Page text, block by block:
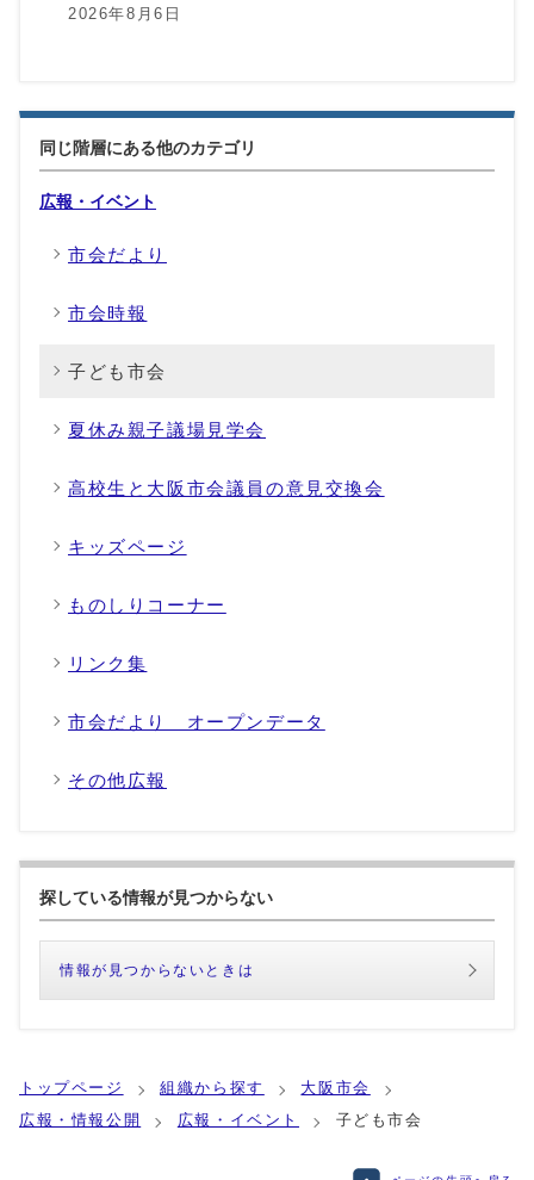
2026年8月6日
同じ階層にある他のカテゴリ
広報・イベント
市会だより
市会時報
子ども市会
夏休み親子議場見学会
高校生と大阪市会議員の意見交換会
キッズページ
ものしりコーナー
リンク集
市会だより オープンデータ
その他広報
探している情報が見つからない
情報が見つからないときは
トップページ 組織から探す
大阪市会
広報・情報公開
広報・イベント 子ども市会